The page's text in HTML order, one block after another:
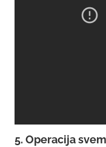
5. Operacija